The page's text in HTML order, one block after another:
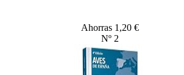
Ahorras 1,20 €
Nº 2